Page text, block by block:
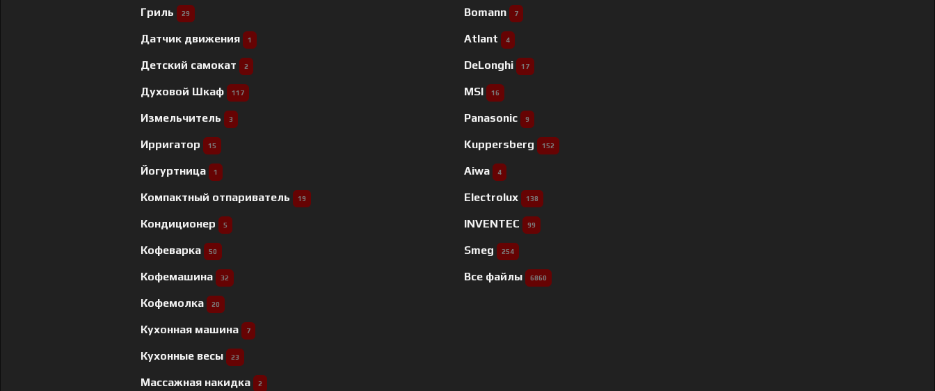
Гриль 29
Датчик движения 1
Детский самокат 2
Духовой Шкаф 117
Измельчитель 3
Ирригатор 15
Йогуртница 1
Компактный отпариватель 19
Кондиционер 5
Кофеварка 50
Кофемашина 32
Кофемолка 20
Кухонная машина 7
Кухонные весы 23
Массажная накидка 2
Bomann 7
Atlant 4
DeLonghi 17
MSI 16
Panasonic 9
Kuppersberg 152
Aiwa 4
Electrolux 138
INVENTEC 99
Smeg 254
Все файлы 6860